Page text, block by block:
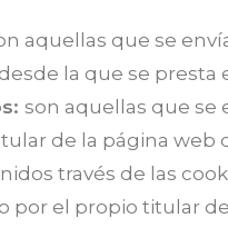
aquellas que se
la que se presta
son aquellas que se
de la página web
través de las
por el propio titular